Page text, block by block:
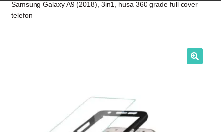
Blog
Samsung Galaxy A9 (2018), 3in1, husa 360 grade full cover
telefon